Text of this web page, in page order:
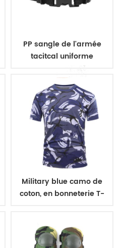
PP sangle de l'armée
tacitcal uniforme
Military blue camo de
coton, en bonneterie T-